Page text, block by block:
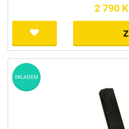
2 790
SKLADEM